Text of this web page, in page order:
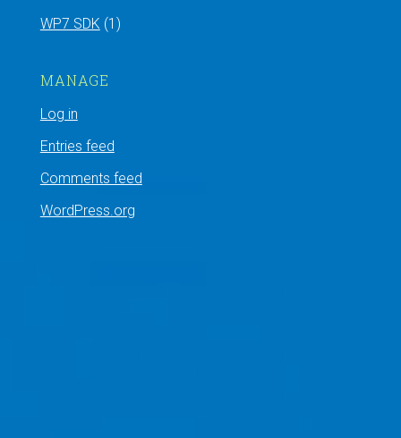
WP7 SDK (1)
MANAGE
Log in
Entries feed
Comments feed
WordPress.org